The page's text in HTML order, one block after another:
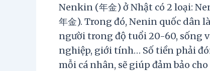
Nenkin (年金) ở Nhật có 2 loại:
年金). Trong đó, Nenin quốc dân
người trong độ tuổi 20-60, sống
nghiệp, giới tính… Số tiền phải
mỗi cá nhân, sẽ giúp đảm bảo